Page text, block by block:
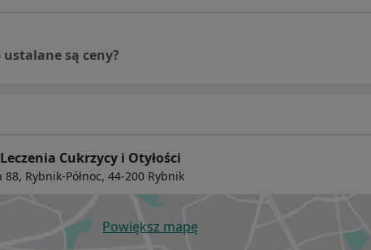
są ceny?
Cukrzycy i Otyłości
88, Rybnik-Północ, 44-200 Rybnik
Powiększ mapęotwiera się w nowej karcie